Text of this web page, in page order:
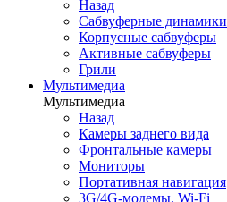
Назад
Сабвуферные динамики
Корпусные сабвуферы
Активные сабвуферы
Грили
Мультимедиа
Мультимедиа
Назад
Камеры заднего вида
Фронтальные камеры
Мониторы
Портативная навигация
3G/4G-модемы, Wi-Fi